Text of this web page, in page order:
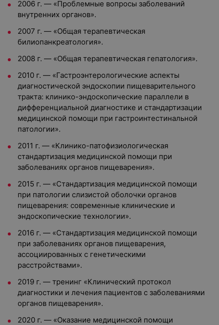
2006 г. — «Проблемные вопросы заболеваний
внутренних органов».
2007 г. — «Общая терапевтическая
билиопанкреатология».
2008 г. — «Общая терапевтическая гепатология».
2010 г. — «Гастроэнтерологические аспекты
диагностической эндоскопии пищеварительного
тракта: клинико-эндоскопические параллели в
дифференциальной диагностике и стандартизации
медицинской помощи при гастроинтестинальной
патологии».
2011 г. — «Клинико-патофизиологическая
стандартизация медицинской помощи при
заболеваниях органов пищеварения».
2015 г. — «Стандартизация медицинской помощи
при патологии слизистой оболочки органов
пищеварения: современные клинические и
эндоскопические технологии».
2016 г. — «Стандартизация медицинской помощи
при заболеваниях органов пищеварения,
ассоциированных с генетическими
расстройствами».
2019 г. — тренинг «Клинический протокол
диагностики и лечения пациентов с заболеваниями
органов пищеварения».
2020 г. — «Оказание медицинской помощи